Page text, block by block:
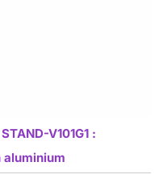
V101G1 :
aluminium